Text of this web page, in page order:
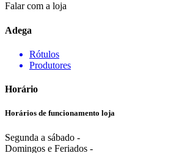
Falar com a loja
Adega
Rótulos
Produtores
Horário
Horários de funcionamento loja
Segunda a sábado -
Domingos e Feriados -